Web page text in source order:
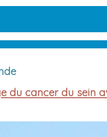
du cancer du sein